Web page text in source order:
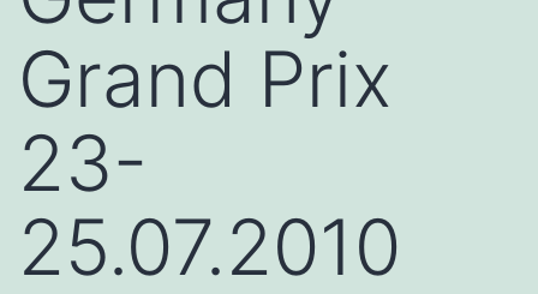
Grand Prix
23-
25.07.2010